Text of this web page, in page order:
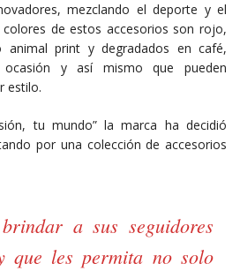
mezclando el deporte y el
de estos accesorios son rojo,
animal print y degradados en café,
ocasión y así mismo que pueden
estilo.
tu mundo” la marca ha decidió
por una colección de accesorios
a sus seguidores
que les permita no solo